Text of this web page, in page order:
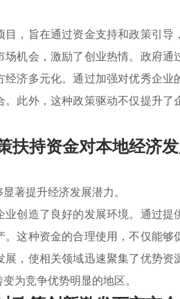
目，旨在通过资金支持和政策引
机会，激励了创业热情。政府
济多元化。通过加强对优秀企
此外，这种政策驱动不仅提升
扶持资金对本地经济
著提升经济发展潜力。
业创造了良好的发展环境。通过
这种资金的合理使用，不仅能
，使相关领域迅速聚集了优势
为竞争优势明显的地区。